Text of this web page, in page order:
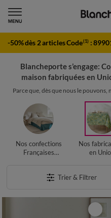
-50% dès 2 articles Code(1) :
Blancheporte s’engage:
maison fabriquées en
Parce que, dès que nous le
Nos confections
Françaises
Nos
en
Trier & Filtrer